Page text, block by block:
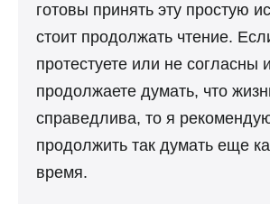
готовы принять эту простую
стоит продолжать чтение.
протестуете или не согласны и
продолжаете думать, что
справедлива, то я
продолжить так думать еще
время.